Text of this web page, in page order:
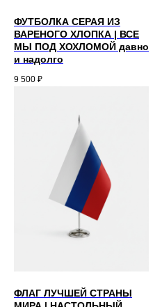
ФУТБОЛКА СЕРАЯ ИЗ
ВАРЕНОГО ХЛОПКА | ВСЕ
МЫ ПОД ХОХЛОМОЙ давно
и надолго
9 500 ₽
ФЛАГ ЛУЧШЕЙ СТРАНЫ